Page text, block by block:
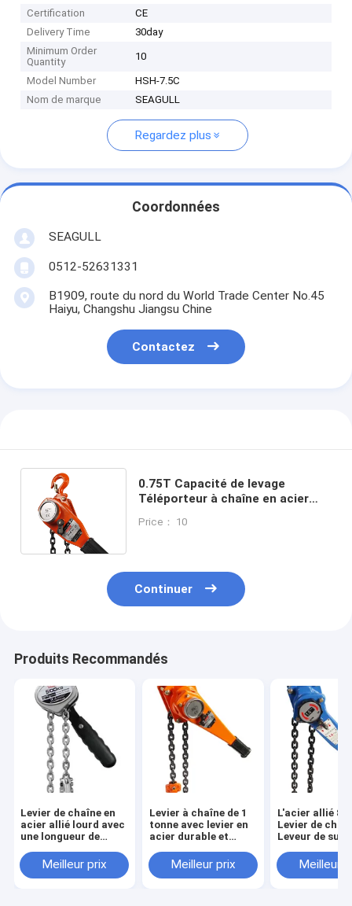
Certification
CE
Delivery Time
30day
Minimum Order
Quantity
10
Model Number
HSH-7.5C
Nom de marque
SEAGULL
Regardez plus
Coordonnées
SEAGULL
0512-52631331
B1909, route du nord du World Trade Center No.45
Haiyu, Changshu Jiangsu Chine
Contactez
0.75T Capacité de levage
Téléporteur à chaîne en acier
durable
Price： 10
Continuer
Produits Recommandés
Levier de chaîne en
acier allié lourd avec
une longueur de
et une durabilité
améliorée
Meilleur prix
Levier à chaîne de 1
tonne avec levier en
acier durable et
Meilleur prix
L'acier allié
Levier de
Leveur de
Hauteur de
avec levier
Meilleur